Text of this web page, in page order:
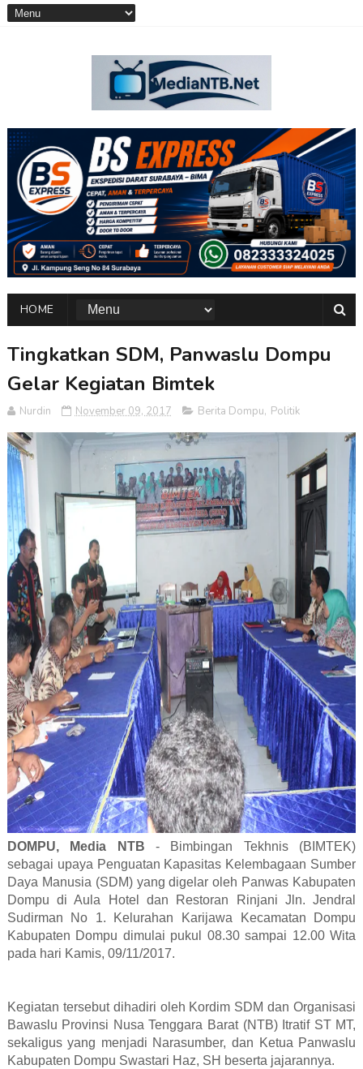
HOME
Tingkatkan SDM, Panwaslu Dompu
Gelar Kegiatan Bimtek
Nurdin November 09, 2017 Berita Dompu, Politik
DOMPU, Media NTB - Bimbingan Tekhnis (BIMTEK)
sebagai upaya Penguatan Kapasitas Kelembagaan Sumber
Daya Manusia (SDM) yang digelar oleh Panwas Kabupaten
Dompu di Aula Hotel dan Restoran Rinjani Jln. Jendral
Sudirman No 1. Kelurahan Karijawa Kecamatan Dompu
Kabupaten Dompu dimulai pukul 08.30 sampai 12.00 Wita
pada hari Kamis, 09/11/2017.
Kegiatan tersebut dihadiri oleh Kordim SDM dan Organisasi
Bawaslu Provinsi Nusa Tenggara Barat (NTB) Itratif ST MT,
sekaligus yang menjadi Narasumber, dan Ketua Panwaslu
Kabupaten Dompu Swastari Haz, SH beserta jajarannya.